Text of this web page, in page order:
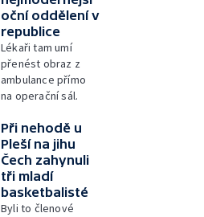
oční oddělení v
republice
Lékaři tam umí
přenést obraz z
ambulance přímo
na operační sál.
Při nehodě u
Pleší na jihu
Čech zahynuli
tři mladí
basketbalisté
Byli to členové